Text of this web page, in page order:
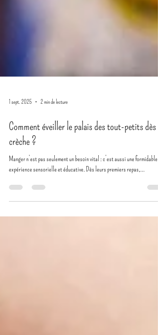
1 sept. 2025 2 min de lecture
Comment éveiller le palais des tout-petits dès la
crèche ?
expérience sensorielle et éducative. Dès leurs premiers repas,...